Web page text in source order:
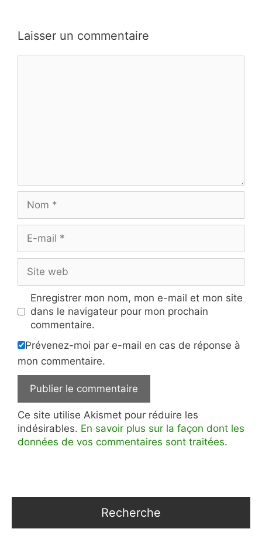
Laisser un commentaire
mail
web
Enregistrer mon nom, mon e-mail et mon site
dans le navigateur pour mon prochain
commentaire.
Prévenez-moi par e-mail en cas de réponse à
mon commentaire.
Ce site utilise Akismet pour réduire les
indésirables. En savoir plus sur la façon dont les
données de vos commentaires sont traitées.
Recherche